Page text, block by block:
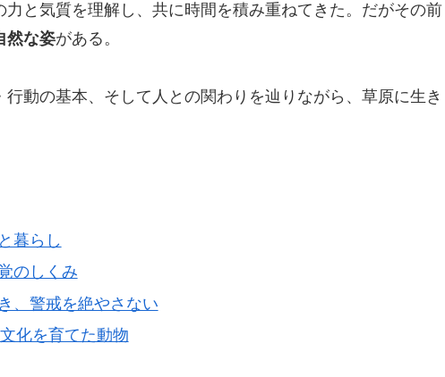
と気質を理解し、共に時間を積み重ねてきた。だがその前
然な姿がある。
動の基本、そして人との関わりを辿りながら、草原に生き
暮らし
のしくみ
、警戒を絶やさない
化を育てた動物